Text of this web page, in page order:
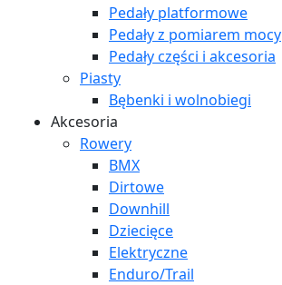
Pedały platformowe
Pedały z pomiarem mocy
Pedały części i akcesoria
Piasty
Bębenki i wolnobiegi
Akcesoria
Rowery
BMX
Dirtowe
Downhill
Dziecięce
Elektryczne
Enduro/Trail